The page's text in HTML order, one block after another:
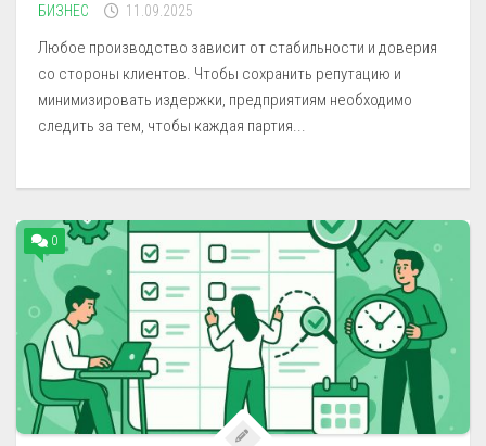
БИЗНЕС 11.09.2025
Любое производство зависит от стабильности и доверия
со стороны клиентов. Чтобы сохранить репутацию и
минимизировать издержки, предприятиям необходимо
следить за тем, чтобы каждая партия...
0